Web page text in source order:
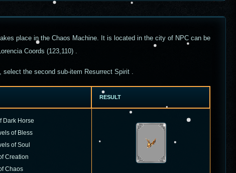
place in the Chaos Machine. It is located in the city of NPC can be
Coords (123,110) .
select the second sub-item Resurrect Spirit .
RESULT
Dark Horse
of Bless
of Soul
Creation
Chaos